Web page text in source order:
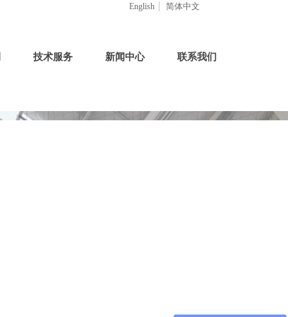
技术服务 新闻中心 联系我们
English 简体中文